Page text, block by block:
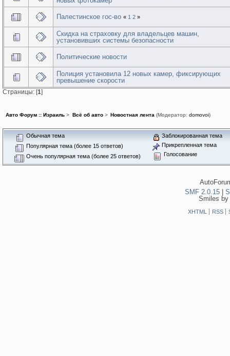
Палестинское гос-во « 1 2 »
Cкидка на страховку для владельцев машин,
установивших системы безопасности
Политические новости
Полиция установила 12 новых камер, фиксирующих
превышение скорости
Страницы: [1]
Авто Форум :: Израиль > Всё об авто> Новостная лента(Модератор: domovoi)
Обычная тема
Популярная тема (более 15 ответов)
Очень популярная тема (более 25 ответов)
Заблокированная тема
Прикрепленная тема
Голосование
SMF 2.0.15
Smiles
XHTML RSS